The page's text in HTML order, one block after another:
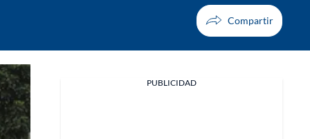
PUBLICIDAD